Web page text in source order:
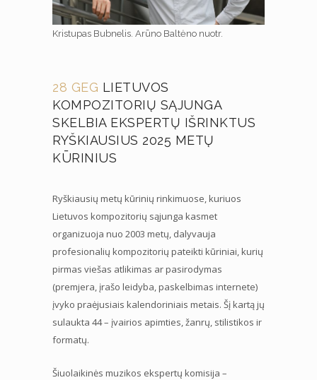
Kristupas Bubnelis. Arūno Baltėno nuotr.
28 GEG LIETUVOS
KOMPOZITORIŲ SĄJUNGA
SKELBIA EKSPERTŲ IŠRINKTUS
RYŠKIAUSIUS 2025 METŲ
KŪRINIUS
Ryškiausių metų kūrinių rinkimuose, kuriuos
Lietuvos kompozitorių sąjunga kasmet
organizuoja nuo 2003 metų, dalyvauja
profesionalių kompozitorių pateikti kūriniai, kurių
pirmas viešas atlikimas ar pasirodymas
(premjera, įrašo leidyba, paskelbimas internete)
įvyko praėjusiais kalendoriniais metais. Šį kartą jų
sulaukta 44 – įvairios apimties, žanrų, stilistikos ir
formatų.
Šiuolaikinės muzikos ekspertų komisija –